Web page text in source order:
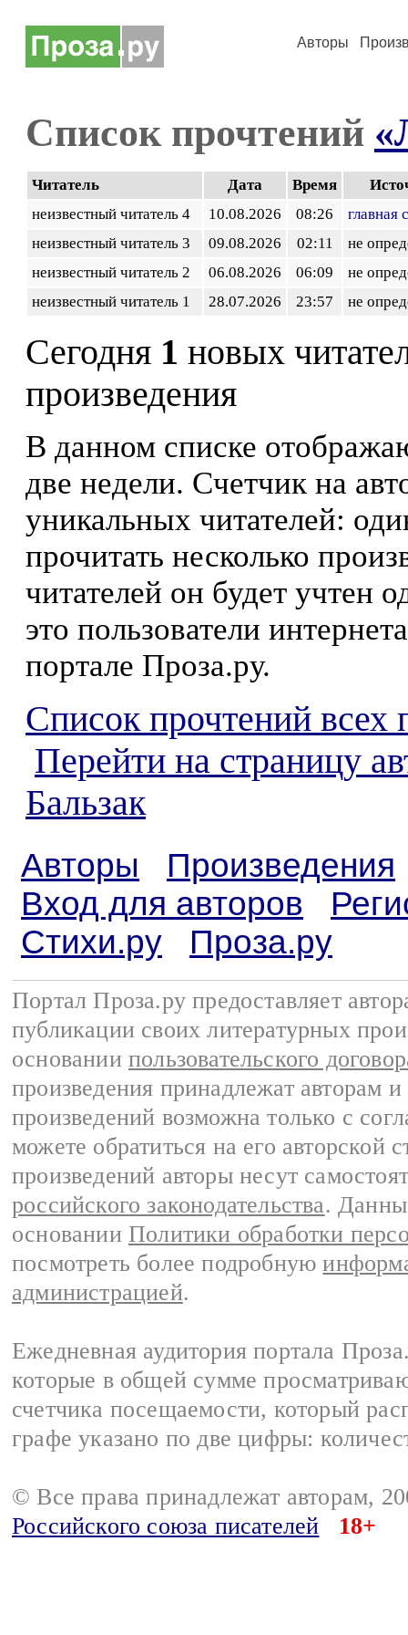
Авторы
Список прочтений
Читатель Дата Время
неизвестный читатель 4
10.08.2026 08:26
главная
неизвестный читатель 3
09.08.2026 02:11
не
неизвестный читатель 2
06.08.2026 06:09
не
неизвестный читатель 1
28.07.2026 23:57 не
Сегодня 1 новых
произведения
В данном списке
две недели. Счетчик на
уникальных читателей:
прочитать несколько
читателей он будет учтен
это пользователи
портале Проза.ру.
Список прочтений всех
Перейти на страницу
Бальзак
Авторы
Произведения
Вход для авторов
Стихи.ру
Проза.ру
Портал Проза.ру предоставляет
публикации своих литературных
основании пользовательского
произведения принадлежат авторам
произведений возможна только с
можете обратиться на его авторской
произведений авторы несут
российского законодательства.
основании Политики обработки
посмотреть более подробную
администрацией.
Ежедневная аудитория портала
которые в общей сумме
счетчика посещаемости, который
графе указано по две цифры:
© Все права принадлежат авторам,
Российского союза писателей
18+